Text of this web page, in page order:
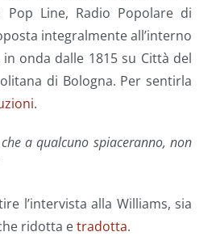
Line, Radio Popolare di
integralmente all’interno
in onda dalle 1815 su Città del
di Bologna. Per sentirla
.
a qualcuno spiaceranno, non
l’intervista alla Williams, sia
ridotta etradotta.